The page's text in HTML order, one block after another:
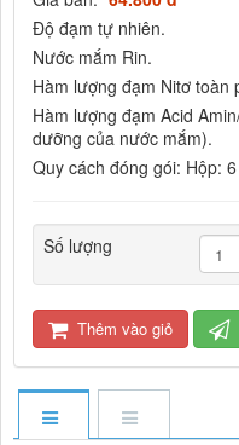
Độ đạm tự nhiên.
Nước mắm Rin.
Hàm lượng đạm Nitơ toàn
Hàm lượng đạm Acid
dưỡng của nước mắm).
Quy cách đóng gói: Hộp:
Số lượng
Thêm vào giỏ